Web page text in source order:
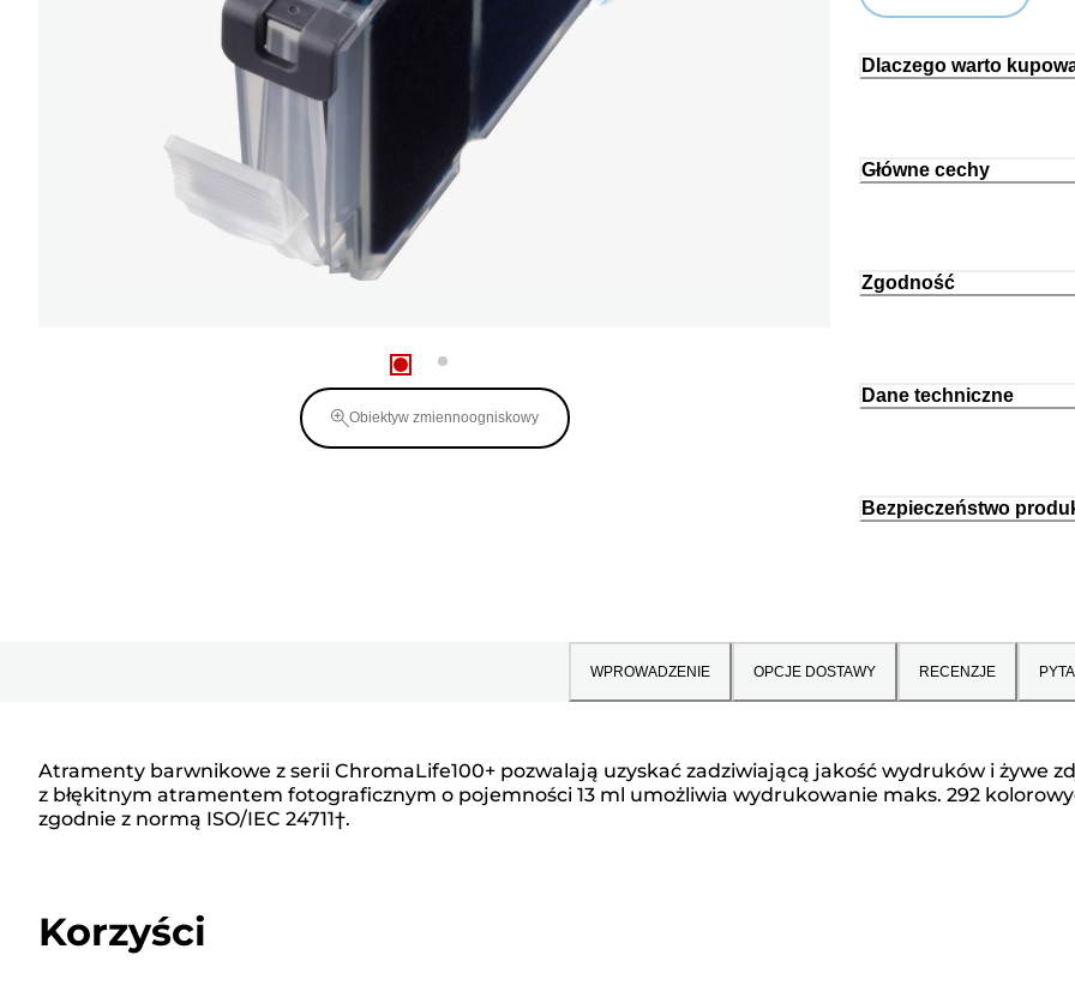
Obiektyw zmiennoogniskowy
Dlaczego warto
Główne cechy
Zgodność
Dane techniczne
Bezpieczeństwo
WPROWADZENIE OPCJE DOSTAWY RECENZJE
Atramenty barwnikowe z serii ChromaLife100+ pozwalają uzyskać zadziwiającą jakość wydruków i
z błękitnym atramentem fotograficznym o pojemności 13 ml umożliwia wydrukowanie maks. 292
zgodnie z normą ISO/IEC 24711†.
Korzyści